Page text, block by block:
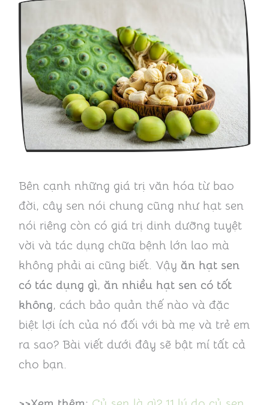
Bên cạnh những giá trị văn hóa từ bao
đời, cây sen nói chung cũng như hạt sen
nói riêng còn có giá trị dinh dưỡng tuyệt
vời và tác dụng chữa bệnh lớn lao mà
không phải ai cũng biết. Vậy ăn hạt sen
có tác dụng gì, ăn nhiều hạt sen có tốt
không, cách bảo quản thế nào và đặc
biệt lợi ích của nó đối với bà mẹ và trẻ em
ra sao? Bài viết dưới đây sẽ bật mí tất cả
cho bạn.